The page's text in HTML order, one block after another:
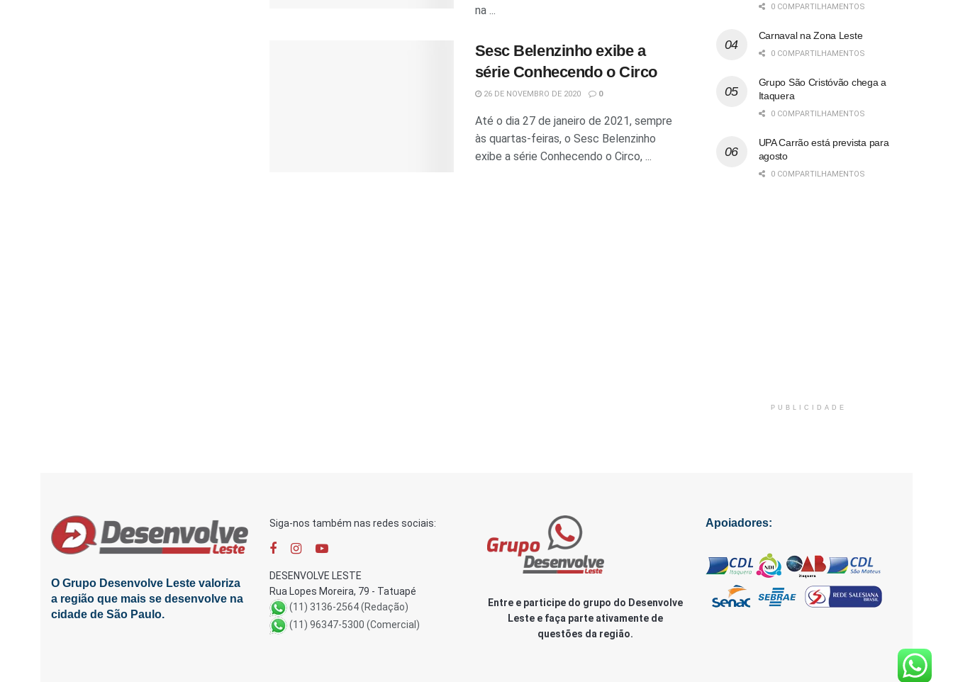
na ...
Sesc Belenzinho exibe a
série Conhecendo o Circo
26 DE NOVEMBRO DE 2020 0
Até o dia 27 de janeiro de 2021, sempre
às quartas-feiras, o Sesc Belenzinho
exibe a série Conhecendo o Circo, ...
0 COMPARTILHAMENTOS
Carnaval na Zona Leste
0 COMPARTILHAMENTOS
Grupo São Cristóvão chega a
Itaquera
0 COMPARTILHAMENTOS
UPA Carrão está prevista para
agosto
0 COMPARTILHAMENTOS
PUBLICIDADE
O Grupo Desenvolve Leste valoriza
a região que mais se desenvolve na
cidade de São Paulo.
Siga-nos também nas redes sociais:
DESENVOLVE LESTE
Rua Lopes Moreira, 79 - Tatuapé
(11) 3136-2564 (Redação)
(11) 96347-5300 (Comercial)
Entre e participe do grupo do Desenvolve
Leste e faça parte ativamente de
questões da região.
Apoiadores: